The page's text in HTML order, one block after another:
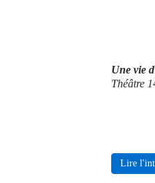
Une vie
Théâtre
Lire